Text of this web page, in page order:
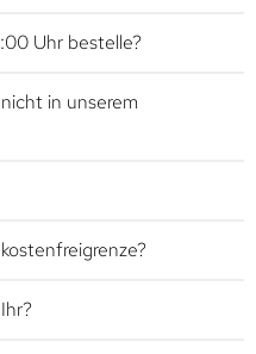
Uhr bestelle?
in unserem